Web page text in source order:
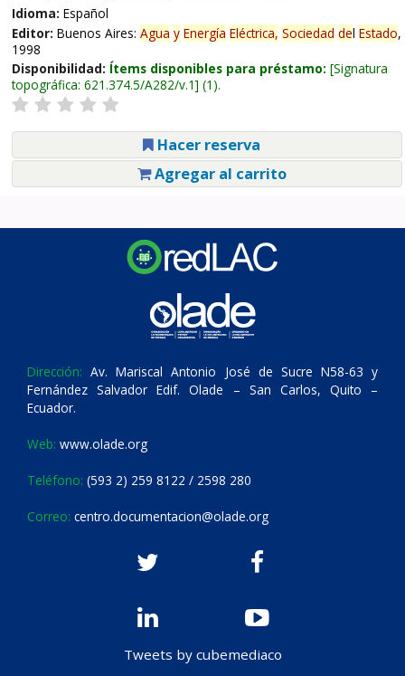
Idioma: Español
Editor: Buenos Aires: Agua y Energía Eléctrica, Sociedad del Estado,
1998
Disponibilidad: Ítems disponibles para préstamo: Signatura
topográfica: 621.374.5/A282/v.1 (1).
Hacer reserva
Agregar al carrito
Dirección: Av. Mariscal Antonio José de Sucre N58-63 y
Fernández Salvador Edif. Olade – San Carlos, Quito –
Ecuador.
Web: www.olade.org
Teléfono: (593 2) 259 8122 / 2598 280
Correo: centro.documentacion@olade.org
Tweets by cubemediaco